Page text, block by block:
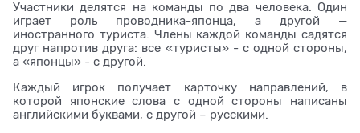
Участники делятся на команды по два человека. Один
играет роль проводника-японца, а другой —
иностранного туриста. Члены каждой команды садятся
друг напротив друга: все «туристы» - с одной стороны,
а «японцы» - с другой.
Каждый игрок получает карточку направлений, в
которой японские слова с одной стороны написаны
английскими буквами, с другой – русскими.